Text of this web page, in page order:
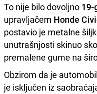
To nije bilo dovoljno 19-
upravljačem Honde
postavio je metalne
unutrašnjosti skinuo
premalene gume na
Obzirom da je
je isključen iz